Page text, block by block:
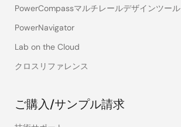
PowerCompassマルチレールデザインツール
PowerNavigator
Lab on the Cloud
クロスリファレンス
ご購入/サンプル請求